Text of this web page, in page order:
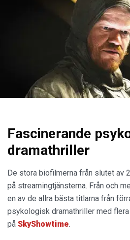
Fascinerande
dramathriller
De stora biofilmerna från slutet av
på streamingtjänsterna. Från och
en av de allra bästa titlarna från
psykologisk dramathriller med
på SkyShowtime.